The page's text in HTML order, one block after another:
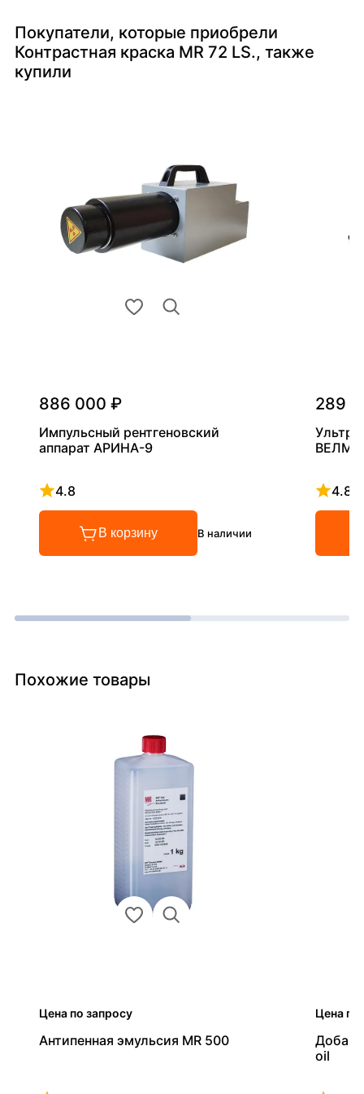
Покупатели, которые приобрели
Контрастная краска MR 72 LS., также
купили
886 000 ₽
Импульсный рентгеновский
аппарат АРИНА-9
4.8
Рейтинг 4.8 из 5
В корзину В наличии
289
4.8
Похожие товары
Цена по запросу
Антипенная эмульсия MR 500
Цена по
oil